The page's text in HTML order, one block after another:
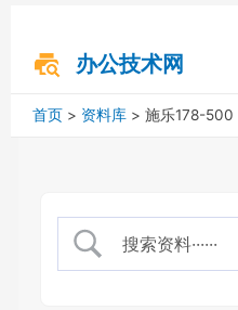
办公技术网
首页 资料库 施乐178-500